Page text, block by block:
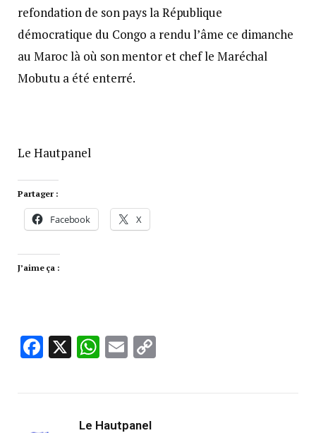
refondation de son pays la République
démocratique du Congo a rendu l’âme ce dimanche
au Maroc là où son mentor et chef le Maréchal
Mobutu a été enterré.
Le Hautpanel
Partager :
Facebook X
J’aime ça :
Facebook
X WhatsApp
Email
Le Hautpanel